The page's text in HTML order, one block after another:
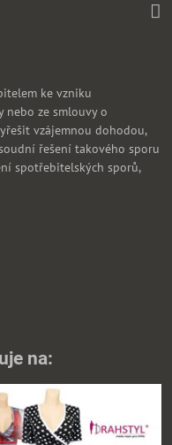
ke vzniku
ze smlouvy o
vzájemnou dohodou,
řešení takového sporu
spotřebitelských sporů,
na: